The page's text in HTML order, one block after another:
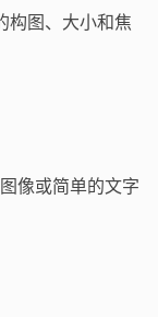
构图、大小和焦
像或简单的文字